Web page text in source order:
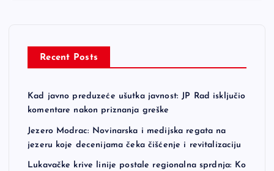
Recent Posts
Kad javno preduzeće ušutka javnost: JP Rad isključio
komentare nakon priznanja greške
Jezero Modrac: Novinarska i medijska regata na
jezeru koje decenijama čeka čišćenje i revitalizaciju
Lukavačke krive linije postale regionalna sprdnja: Ko